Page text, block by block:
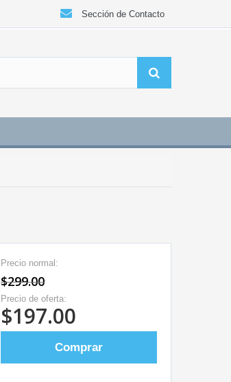
Sección de Contacto
Precio normal:
$299.00
Precio de oferta:
$197.00
Comprar